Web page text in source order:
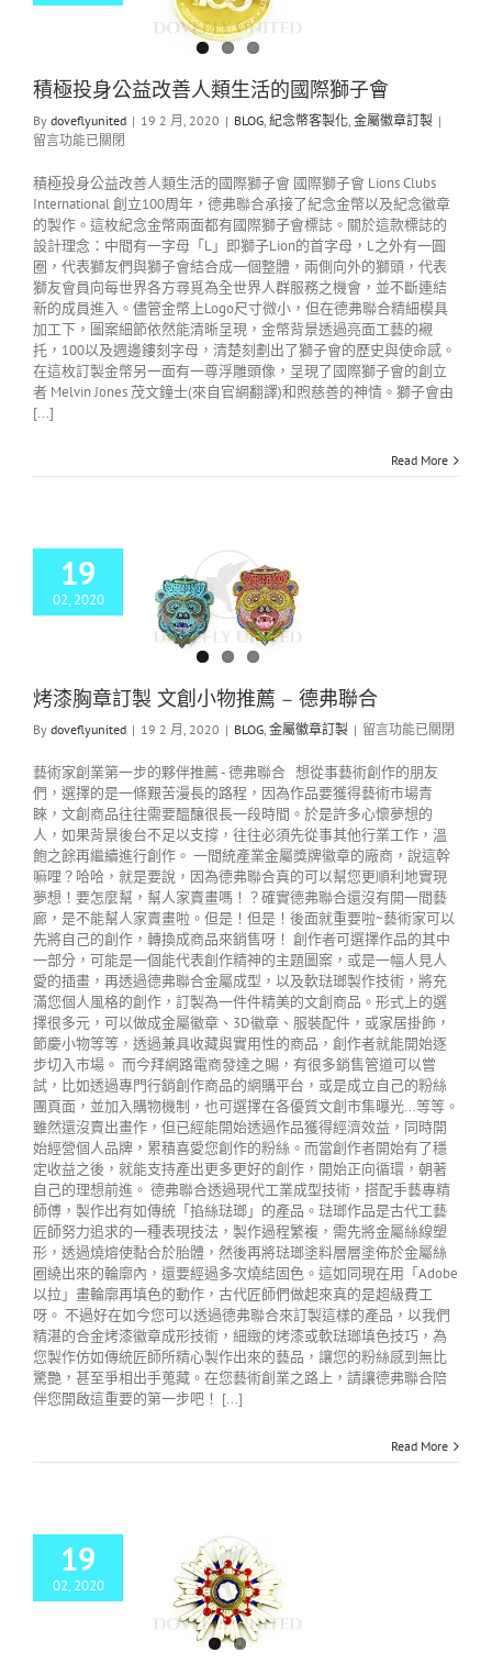
活的國際獅子會
積極投身公益改善人類生活的國際獅子會
By doveflyunited | 19 2 月, 2020 | BLOG 紀念幣客製化 金屬徽章訂製 |
留言功能已關閉
積極投身公益改善人類生活的國際獅子會 國際獅子會 Lions Clubs
International 創立100周年，德弗聯合承接了紀念金幣以及紀念徽章
的製作。這枚紀念金幣兩面都有國際獅子會標誌。關於這款標誌的
設計理念：中間有一字母「L」即獅子Lion的首字母，L之外有一圓
圈，代表獅友們與獅子會結合成一個整體，兩側向外的獅頭，代表
獅友會員向每世界各方尋覓為全世界人群服務之機會，並不斷連結
新的成員進入。儘管金幣上Logo尺寸微小，但在德弗聯合精細模具
加工下，圖案細節依然能清晰呈現，金幣背景透過亮面工藝的襯
托，100以及週邊鏤刻字母，清楚刻劃出了獅子會的歷史與使命感。
在這枚訂製金幣另一面有一尊浮雕頭像，呈現了國際獅子會的創立
者 Melvin Jones 茂文鐘士(來自官網翻譯)和煦慈善的神情。獅子會由
[...]
Read More
19
02, 2020
胸章訂製 文創小
烤漆胸章訂製 文創小物推薦 – 德弗聯合
By doveflyunited | 19 2 月, 2020 | BLOG, 金屬徽章訂製 | 留言功能已關閉
藝術家創業第一步的夥伴推薦 - 德弗聯合 想從事藝術創作的朋友
們，選擇的是一條艱苦漫長的路程，因為作品要獲得藝術市場青
睞，文創商品往往需要醞釀很長一段時間。於是許多心懷夢想的
人，如果背景後台不足以支撐，往往必須先從事其他行業工作，溫
飽之餘再繼續進行創作。 一間統產業金屬獎牌徽章的廠商，說這幹
嘛哩？哈哈，就是要說，因為德弗聯合真的可以幫您更順利地實現
夢想！要怎麼幫，幫人家賣畫嗎！？確實德弗聯合還沒有開一間藝
廊，是不能幫人家賣畫啦。但是！但是！後面就重要啦~藝術家可以
先將自己的創作，轉換成商品來銷售呀！ 創作者可選擇作品的其中
一部分，可能是一個能代表創作精神的主題圖案，或是一幅人見人
愛的插畫，再透過德弗聯合金屬成型，以及軟琺瑯製作技術，將充
滿您個人風格的創作，訂製為一件件精美的文創商品。形式上的選
擇很多元，可以做成金屬徽章、3D徽章、服裝配件，或家居掛飾，
節慶小物等等，透過兼具收藏與實用性的商品，創作者就能開始逐
步切入市場。 而今拜網路電商發達之賜，有很多銷售管道可以嘗
試，比如透過專門行銷創作商品的網購平台，或是成立自己的粉絲
團頁面，並加入購物機制，也可選擇在各優質文創市集曝光...等等。
雖然還沒賣出畫作，但已經能開始透過作品獲得經濟效益，同時開
始經營個人品牌，累積喜愛您創作的粉絲。而當創作者開始有了穩
定收益之後，就能支持產出更多更好的創作，開始正向循環，朝著
自己的理想前進。 德弗聯合透過現代工業成型技術，搭配手藝專精
師傅，製作出有如傳統「掐絲琺瑯」的產品。琺瑯作品是古代工藝
匠師努力追求的一種表現技法，製作過程繁複，需先將金屬絲線塑
形，透過燒熔使黏合於胎體，然後再將琺瑯塗料層層塗佈於金屬絲
圈繞出來的輪廓內，還要經過多次燒結固色。這如同現在用「Adobe
以拉」畫輪廓再填色的動作，古代匠師們做起來真的是超級費工
呀。 不過好在如今您可以透過德弗聯合來訂製這樣的產品，以我們
精湛的合金烤漆徽章成形技術，細緻的烤漆或軟琺瑯填色技巧，為
您製作仿如傳統匠師所精心製作出來的藝品，讓您的粉絲感到無比
驚艷，甚至爭相出手蒐藏。在您藝術創業之路上，請讓德弗聯合陪
伴您開啟這重要的第一步吧！ [...]
Read More
19
02, 2020
瑞寶大綬章 復刻
官方琺瑯勳章